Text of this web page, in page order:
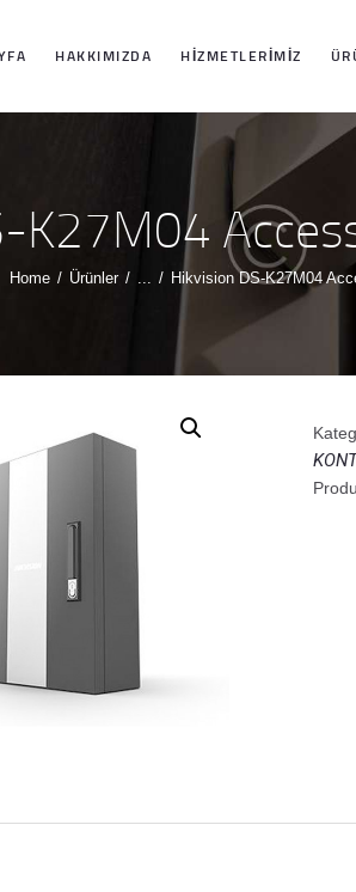
HAKKIMIZDA HIZMETLERIMIZ
K27M04
Home Ürünler ... Hikvision DS-K27M04
ANASAYFA
HAKKIMIZDA
ÜRÜNLERIMIZ
REFERANSLARI
İLETIŞIM